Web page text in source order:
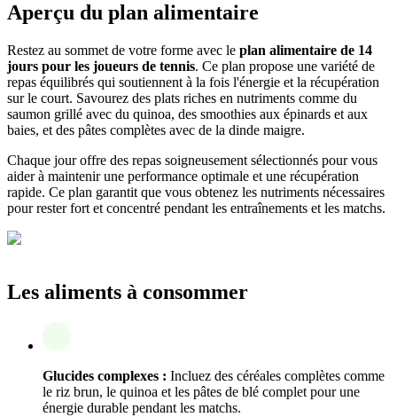
Aperçu du plan alimentaire
Restez au sommet de votre forme avec le plan alimentaire de 14
jours pour les joueurs de tennis. Ce plan propose une variété de
repas équilibrés qui soutiennent à la fois l'énergie et la récupération
sur le court. Savourez des plats riches en nutriments comme du
saumon grillé avec du quinoa, des smoothies aux épinards et aux
baies, et des pâtes complètes avec de la dinde maigre.
Chaque jour offre des repas soigneusement sélectionnés pour vous
aider à maintenir une performance optimale et une récupération
rapide. Ce plan garantit que vous obtenez les nutriments nécessaires
pour rester fort et concentré pendant les entraînements et les matchs.
Les aliments à consommer
Glucides complexes : Incluez des céréales complètes comme
le riz brun, le quinoa et les pâtes de blé complet pour une
énergie durable pendant les matchs.